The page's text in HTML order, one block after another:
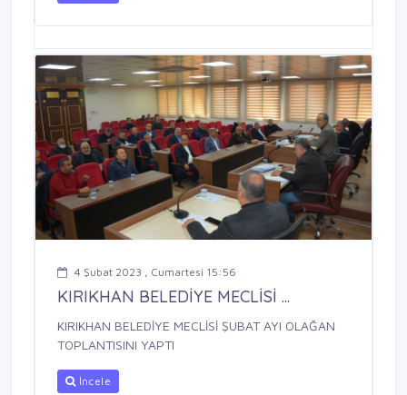
4 Şubat 2023 , Cumartesi 15:56
KIRIKHAN BELEDİYE MECLİSİ ...
KIRIKHAN BELEDİYE MECLİSİ ŞUBAT AYI OLAĞAN
TOPLANTISINI YAPTI
İncele